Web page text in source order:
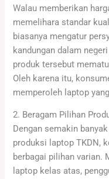
Walau memberikan
memelihara standar
biasanya mengatur
kandungan dalam
produk tersebut
Oleh karena itu,
memperoleh laptop
2. Beragam Pilihan
Dengan semakin
produksi laptop TKDN,
berbagai pilihan varian.
laptop kelas atas,